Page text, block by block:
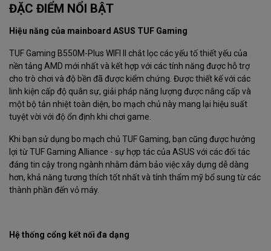
ĐẶC ĐIỂM NỔI BẬT
Hiệu năng của mainboard ASUS TUF Gaming
TUF Gaming B550M-Plus WIFI II chắt lọc các yếu tố thiết yếu của
nền tảng AMD mới nhất và kết hợp với các tính năng được hỗ trợ
cho trò chơi và độ bền đã được kiểm chứng. Được thiết kế với các
linh kiện cấp độ quân sự, giải pháp năng lượng được nâng cấp và
một bộ tản nhiệt toàn diện, bo mạch chủ này mang lại hiệu suất
tuyệt vời với độ ổn định khi chơi game.
Khi bạn sử dụng bo mạch chủ TUF Gaming, bạn cũng được hưởng
lợi từ TUF Gaming Alliance - sự hợp tác của ASUS với các đối tác
đáng tin cậy trong ngành nhằm đảm bảo việc xây dựng dễ dàng
hơn, khả năng tương thích tốt nhất và tính thẩm mỹ bổ sung từ các
thành phần đến vỏ máy.
Hệ thống cổng kết nối đa dạng